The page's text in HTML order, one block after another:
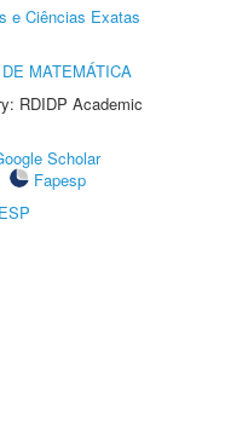
e Ciências Exatas
MATEMÁTICA
RDIDP Academic
Scholar
Fapesp